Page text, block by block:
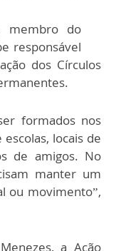
membro do
responsável
dos Círculos
formados nos
locais de
de amigos. No
manter um
ou movimento”,
a Ação